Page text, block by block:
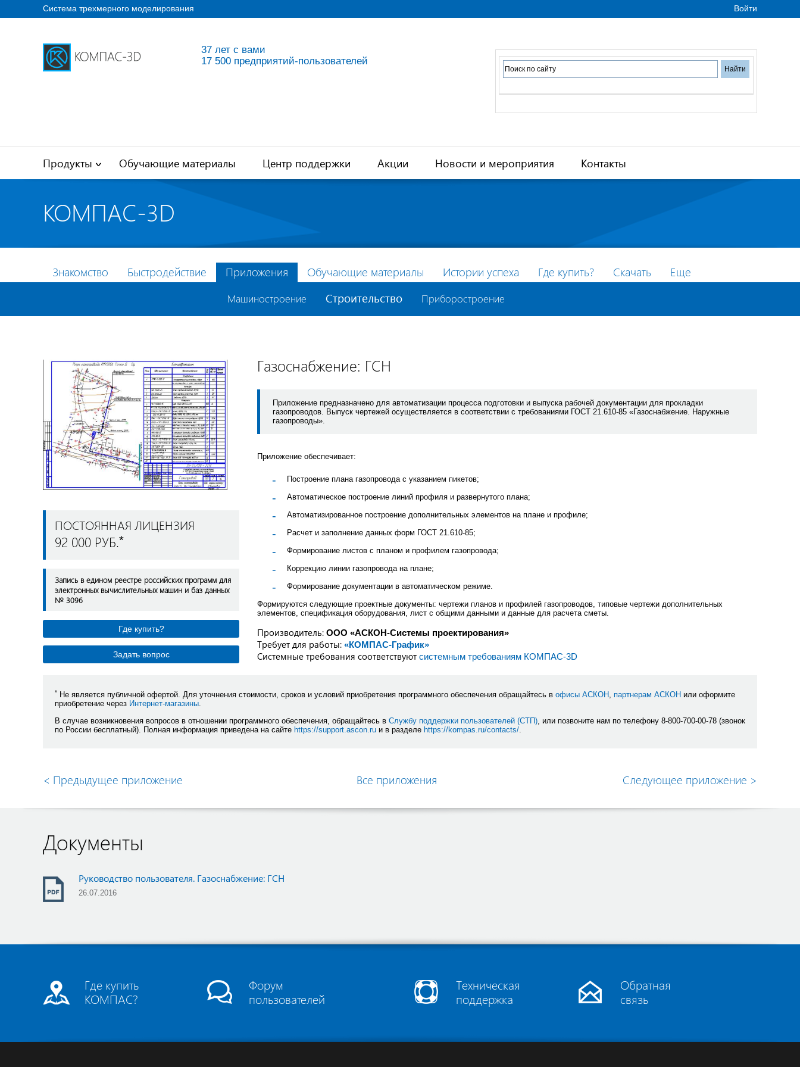
Система трехмерного моделирования Войти
37 лет с вами
17 500 предприятий-пользователей
Продукты Обучающие материалы Центр поддержки Акции Новости и мероприятия Контакты
КОМПАС-3D
Знакомство Быстродействие Приложения
Машиностроение Строительство Приборостроение
Обучающие материалы Истории успеха Где купить? Скачать Еще
Газоснабжение: ГСН
Приложение предназначено для автоматизации процесса подготовки и выпуска рабочей документации для прокладки
газопроводов. Выпуск чертежей осуществляется в соответствии с требованиями ГОСТ 21.610-85 «Газоснабжение. Наружные
газопроводы».
Приложение обеспечивает:
Построение плана газопровода с указанием пикетов;
Автоматическое построение линий профиля и развернутого плана;
Автоматизированное построение дополнительных элементов на плане и профиле;
Расчет и заполнение данных форм ГОСТ 21.610-85;
Формирование листов с планом и профилем газопровода;
Коррекцию линии газопровода на плане;
Формирование документации в автоматическом режиме.
Формируются следующие проектные документы: чертежи планов и профилей газопроводов, типовые чертежи дополнительных
элементов, спецификация оборудования, лист с общими данными и данные для расчета сметы.
Производитель: ООО «АСКОН-Системы проектирования»
Требует для работы: «КОМПАС-График»
Системные требования соответствуют системным требованиям КОМПАС-3D
ПОСТОЯННАЯ ЛИЦЕНЗИЯ
92 000 РУБ.*
Запись в едином реестре российских программ для
электронных вычислительных машин и баз данных
№ 3096
Где купить?
Задать вопрос
* Не является публичной офертой. Для уточнения стоимости, сроков и условий приобретения программного обеспечения обращайтесь в офисы АСКОН партнерам АСКОН или оформите
приобретение через Интернет-магазины
В случае возникновения вопросов в отношении программного обеспечения, обращайтесь в Службу поддержки пользователей (СТП) , или позвоните нам по телефону 8-800-700-00-78 (звонок
по России бесплатный). Полная информация приведена на сайте https://support.ascon.ru и в разделе https://kompas.ru/contacts/
< Предыдущее приложение Все приложения Следующее приложение >
Документы
Руководство пользователя. Газоснабжение: ГСН
26.07.2016
Где купить
КОМПАС?
Форум
пользователей
Техническая
поддержка
Обратная
связь